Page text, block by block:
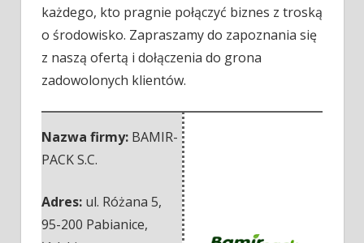
każdego, kto pragnie połączyć biznes z troską
o środowisko. Zapraszamy do zapoznania się
z naszą ofertą i dołączenia do grona
zadowolonych klientów.
Nazwa firmy: BAMIR-
PACK S.C.
Adres: ul. Różana 5,
95-200 Pabianice,